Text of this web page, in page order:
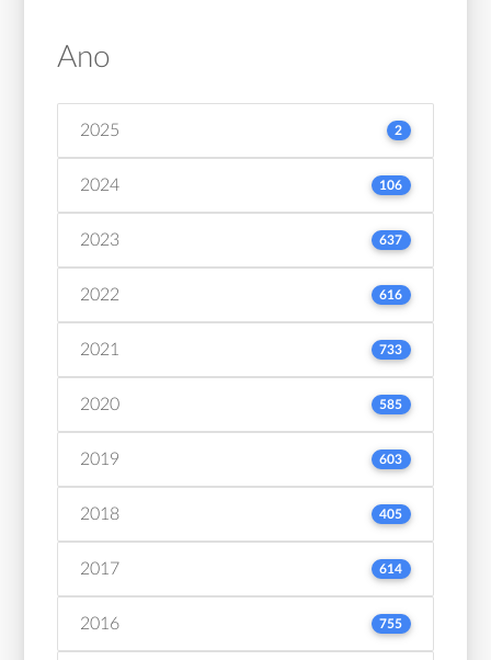
Ano
2025 2
2024 106
2023 637
2022 616
2021 733
2020 585
2019 603
2018 405
2017 614
2016 755